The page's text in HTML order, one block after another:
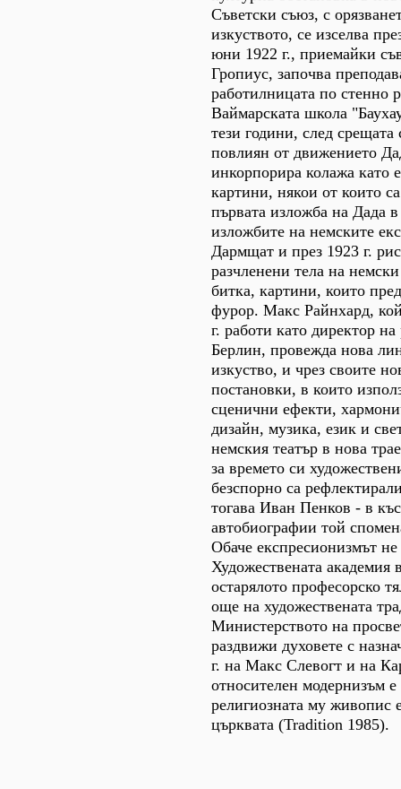
Съветски съюз, с
изкуството, се изселва
юни 1922 г., приемайки
Гропиус, започва
работилницата по стенно
Ваймарската школа
тези години, след срещата
повлиян от движението
инкорпорира колажа като
картини, някои от които
първата изложба на Дада
изложбите на немските
Дармщат и през 1923 г.
разчленени тела на
битка, картини, които
фурор. Макс Райнхард,
г. работи като директор
Берлин, провежда нова
изкуство, и чрез своите
постановки, в които
сценични ефекти,
дизайн, музика, език и
немския театър в нова
за времето си
безспорно са
тогава Иван Пенков - в
автобиографии той
Обаче експресионизмът
Художествената
остарялото професорско
още на художествената
Министерството на
раздвижи духовете с
г. на Макс Слевогт и на
относителен модернизъм
религиозната му живопис
църквата (Tradition 1985).